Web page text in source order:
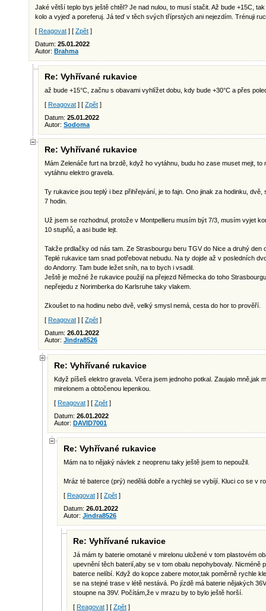
Jaké větší teplo bys ještě chtěl? Je nad nulou, to musí stačit. Až bude +15C,
kolo a vyjeď a poreferuj. Já teď v těch svých tříprstých ani nejezdím. Trénuji
[ Reagovat ] [ Zpět ]
Datum: 25.01.2022
Autor: Brahma
Re: Vyhřívané rukavice
až bude +15°C, začnu s obavami vyhlížet dobu, kdy bude +30°C a přes
[ Reagovat ] [ Zpět ]
Datum: 25.01.2022
Autor: Sodoma
Re: Vyhřívané rukavice
Mám Zelenáče furt na brzdě, když ho vytáhnu, budu ho zase muset mejt,
vytáhnu elektro gravela.
Ty rukavice jsou teplý i bez přihřejvání, je to fajn. Ono jinak za hodinku,
7 hodin.
Už jsem se rozhodnul, protože v Montpellieru musím být 7/3, musím vyjet
10 stupňů, a asi bude lejt.
Takže prdlačky od nás tam. Ze Strasbourgu beru TGV do Nice a druhý den
Teplé rukavice tam snad potřebovat nebudu. Na ty dojde až v posledních
do Andorry. Tam bude ležet sníh, na to bych i vsadil.
Ještě je možné že rukavice použijí na přejezd Německa do toho
nepřejedu z Norimberka do Karlsruhe taky vlakem.
Zkoušet to na hodinu nebo dvě, velký smysl nemá, cesta do hor to prověří.
[ Reagovat ] [ Zpět ]
Datum: 26.01.2022
Autor: Jindra8526
Re: Vyhřívané rukavice
Když píšeš elektro gravela. Včera jsem jednoho potkal. Zaujalo mně,jak
mirelonem a obtočenou lepenkou.
[ Reagovat ] [ Zpět ]
Datum: 26.01.2022
Autor: DAVID7001
Re: Vyhřívané rukavice
Mám na to nějaký návlek z neoprenu taky ještě jsem to nepoužil.
Mráz té baterce (prý) nedělá dobře a rychleji se vybíjí. Kluci co se v
[ Reagovat ] [ Zpět ]
Datum: 26.01.2022
Autor: Jindra8526
Re: Vyhřívané rukavice
Já mám ty baterie omotané v mirelonu uložené v tom plastovém
upevnění těch baterií,aby se v tom obalu nepohybovaly. Nicméně
baterce nelíbí. Když do kopce zabere motor,tak poměrně rychle
se na stejné trase v létě nestává. Po jízdě má baterie nějakých
stoupne na 39V. Počítám,že v mrazu by to bylo ještě horší.
[ Reagovat ] [ Zpět ]